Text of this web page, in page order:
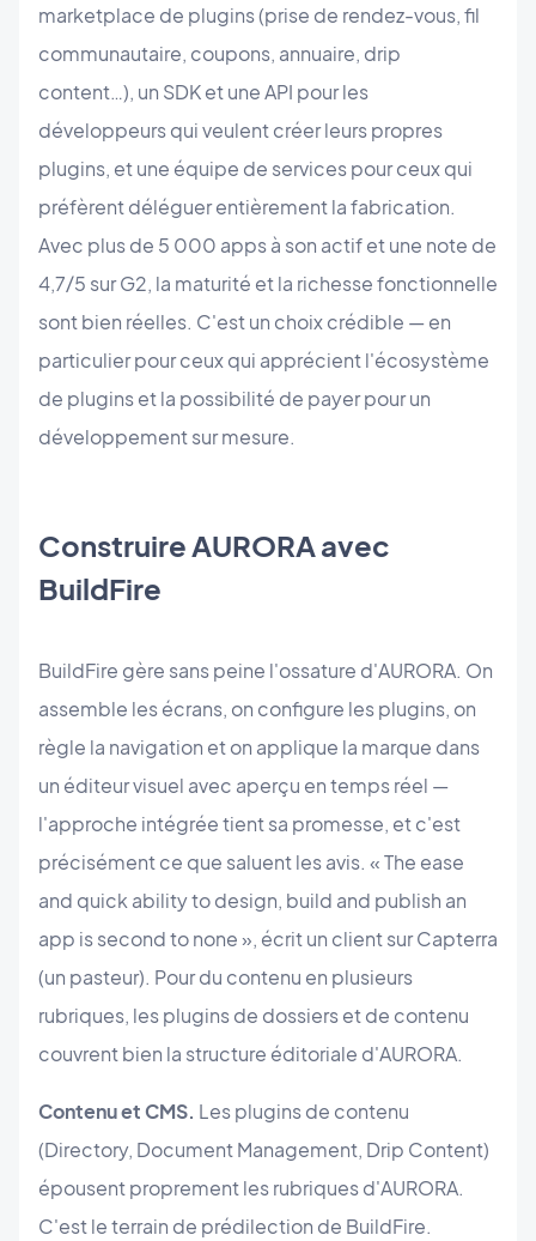
marketplace de plugins (prise de rendez-vous, fil
communautaire, coupons, annuaire, drip
content…), un SDK et une API pour les
développeurs qui veulent créer leurs propres
plugins, et une équipe de services pour ceux qui
préfèrent déléguer entièrement la fabrication.
Avec plus de 5 000 apps à son actif et une note de
4,7/5 sur G2, la maturité et la richesse fonctionnelle
sont bien réelles. C'est un choix crédible — en
particulier pour ceux qui apprécient l'écosystème
de plugins et la possibilité de payer pour un
développement sur mesure.
Construire AURORA avec
BuildFire
BuildFire gère sans peine l'ossature d'AURORA. On
assemble les écrans, on configure les plugins, on
règle la navigation et on applique la marque dans
un éditeur visuel avec aperçu en temps réel —
l'approche intégrée tient sa promesse, et c'est
précisément ce que saluent les avis. « The ease
and quick ability to design, build and publish an
app is second to none », écrit un client sur Capterra
(un pasteur). Pour du contenu en plusieurs
rubriques, les plugins de dossiers et de contenu
couvrent bien la structure éditoriale d'AURORA.
Contenu et CMS. Les plugins de contenu
(Directory, Document Management, Drip Content)
épousent proprement les rubriques d'AURORA.
C'est le terrain de prédilection de BuildFire.